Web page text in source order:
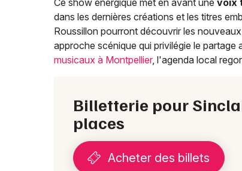
Ce show énergique met en avant une voix
dans les dernières créations et les titres
Roussillon pourront découvrir les
approche scénique qui privilégie le
musicaux à Montpellier, l'agenda local
Billetterie pour
places
Acheter des billets